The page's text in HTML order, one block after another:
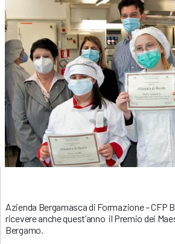
Azienda Bergamasca di Formazione – CFP
ricevere anche quest’anno il Premio dei
Bergamo.